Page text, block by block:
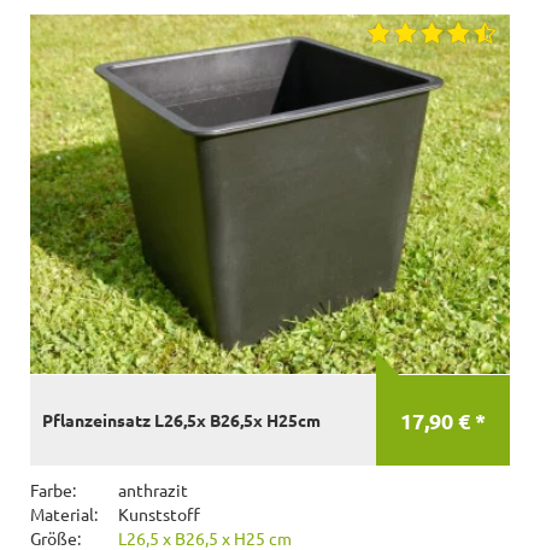
17,90 € *
Pflanzeinsatz L26,5x B26,5x H25cm
Farbe:
anthrazit
Material:
Kunststoff
Größe:
L26,5 x B26,5 x H25 cm